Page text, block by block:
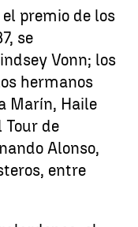
premio de los
se
Vonn; los
hermanos
Marín, Haile
Tour de
Alonso,
entre